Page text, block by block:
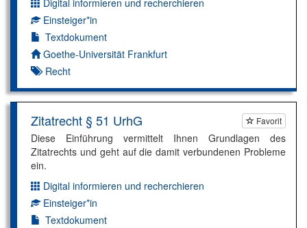
Kompetenzniveau:
Einsteiger*in
Textdokument
Autor*in:
Goethe-Universität Frankfurt
Recht
Favorit
Zitatrecht § 51 UrhG
Diese Einführung vermittelt Ihnen Grundlagen des
Zitatrechts und geht auf die damit verbundenen Probleme
ein.
Dimension:
Digital informieren und recherchieren
Kompetenzniveau:
Einsteiger*in
Textdokument